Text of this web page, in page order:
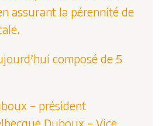
assurant la pérennité de
composé de 5
– président